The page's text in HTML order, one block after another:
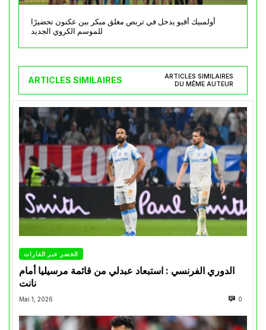
أولمبيك أقبو يدخل في تربص مغلق مبكر ببن عكنون تحضيرًا
للموسم الكروي الجديد
ARTICLES SIMILAIRES
ARTICLES SIMILAIRES
DU MÊME AUTEUR
الخضر عبر القارات
الدوري الفرنسي : استبعاد عبدلي من قائمة مرسيليا أمام
نانت
Mai 1, 2026 0